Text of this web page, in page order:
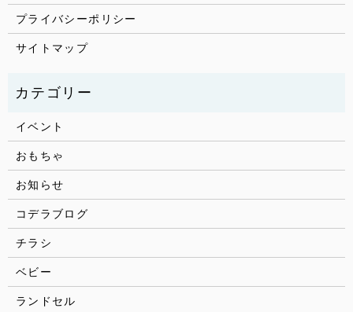
プライバシーポリシー
サイトマップ
イベント
おもちゃ
お知らせ
コデラブログ
チラシ
ベビー
ランドセル